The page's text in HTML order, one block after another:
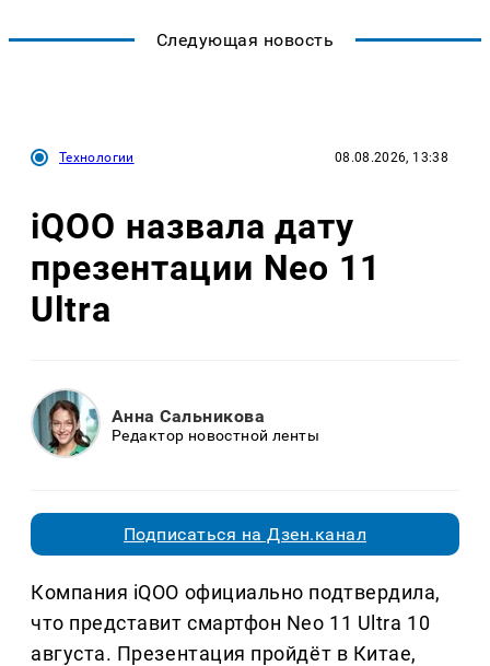
Следующая новость
Технологии 08.08.2026, 13:38
iQOO назвала дату
презентации Neo 11
Ultra
Анна Сальникова
Редактор новостной ленты
Подписаться на Дзен.канал
Компания iQOO официально подтвердила,
что представит смартфон Neo 11 Ultra 10
августа. Презентация пройдёт в Китае,